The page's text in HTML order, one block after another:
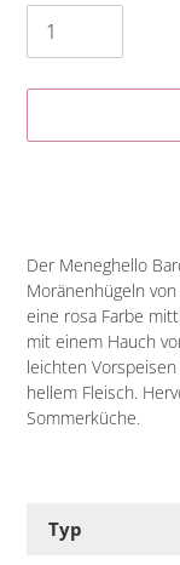
Warenkorb
hinzugefügt
Der Meneghello
Moränenhügeln
eine rosa Farbe
mit einem Hauch
leichten
hellem Fleisch.
Sommerküche.
Typ